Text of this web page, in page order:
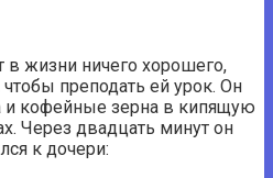
в жизни ничего хорошего,
преподать ей урок. Он
и кофейные зерна в кипящую
Через двадцать минут он
к дочери: